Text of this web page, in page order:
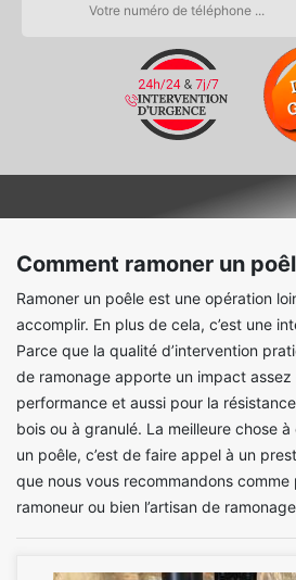
Comment ramoner un
Ramoner un poêle est une opération
accomplir. En plus de cela, c’est une
Parce que la qualité d’intervention
de ramonage apporte un impact assez
performance et aussi pour la
bois ou à granulé. La meilleure chose
un poêle, c’est de faire appel à un
que nous vous recommandons comme
ramoneur ou bien l’artisan de